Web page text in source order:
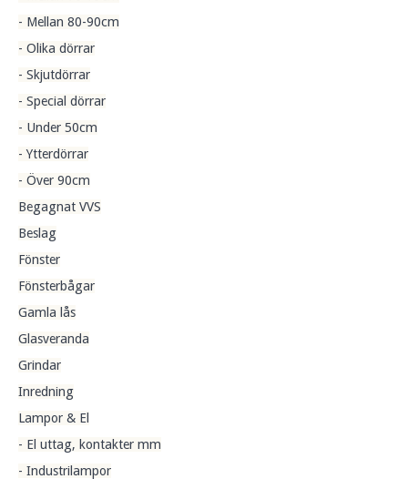
- Mellan 80-90cm
- Olika dörrar
- Skjutdörrar
- Special dörrar
- Under 50cm
- Ytterdörrar
- Över 90cm
Begagnat VVS
Beslag
Fönster
Fönsterbågar
Gamla lås
Glasveranda
Grindar
Inredning
Lampor & El
- El uttag, kontakter mm
- Industrilampor